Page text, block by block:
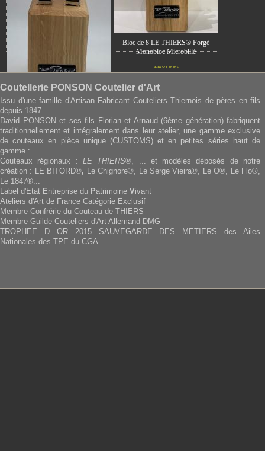
Bloc de 6 LE THIERS® Forgé
Monobloc Microbillé
90.00
Bloc de 8 LE THIERS® Forgé
Monobloc Microbillé
120.00€
Coutellerie PONSON Coutelier d'Art
Issu d'une famille d'Artisan Fabricant Couteliers Thiernois de pères en fils
depuis 1847.
David PONSON et ses fils Florian et Arnaud (6ème génération) fabriquent
traditionnellement et intégralement dans leur atelier, une gamme exclusive
de couteaux en pièce unique (CUSTOMS) et en petites séries haut de
gamme :
Couteaux régionaux : LE THIERS®, ... et modèles déposés de notre
création : LE BITORD®, Le Chignore®, Le Serge Vieira®, Le O®, Le Flo®,
Le 1847®...
Label d'Etat Entreprise du Patrimoine Vivant
Ateliers d'Art de France Catégorie Exclusif
Membre Confrérie du Couteau de THIERS
Membre Guilde Couteliers d'Art Allemand DMG
TROPHEE D OR 2015 SAUVEGARDE DES METIERS des Ailes
Nationales des TPE du CGA